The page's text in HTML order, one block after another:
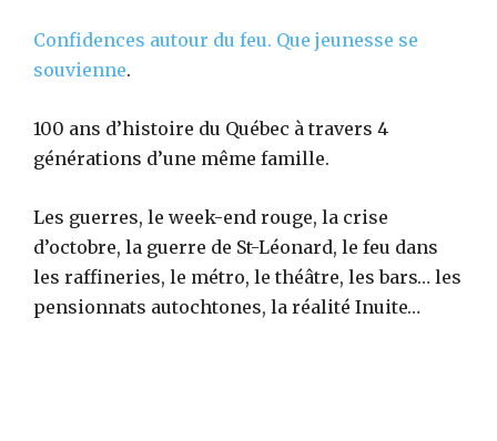
Confidences autour du feu. Que jeunesse se
souvienne.
100 ans d’histoire du Québec à travers 4
générations d’une même famille.
Les guerres, le week-end rouge, la crise
d’octobre, la guerre de St-Léonard, le feu dans
les raffineries, le métro, le théâtre, les bars… les
pensionnats autochtones, la réalité Inuite…